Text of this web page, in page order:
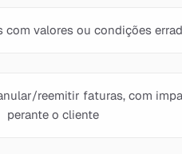
com valores ou condições
reemitir faturas, com
perante o cliente